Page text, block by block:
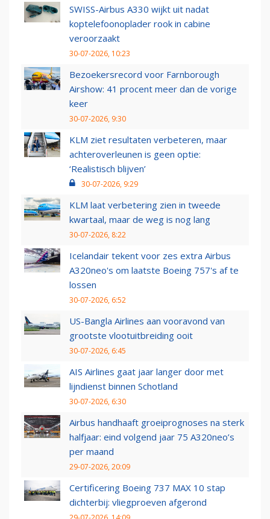
SWISS-Airbus A330 wijkt uit nadat
koptelefoonoplader rook in cabine
veroorzaakt
30-07-2026, 10:23
Bezoekersrecord voor Farnborough
Airshow: 41 procent meer dan de vorige
keer
30-07-2026, 9:30
KLM ziet resultaten verbeteren, maar
achteroverleunen is geen optie:
‘Realistisch blijven’
30-07-2026, 9:29
KLM laat verbetering zien in tweede
kwartaal, maar de weg is nog lang
30-07-2026, 8:22
Icelandair tekent voor zes extra Airbus
A320neo's om laatste Boeing 757's af te
lossen
30-07-2026, 6:52
US-Bangla Airlines aan vooravond van
grootste vlootuitbreiding ooit
30-07-2026, 6:45
AIS Airlines gaat jaar langer door met
lijndienst binnen Schotland
30-07-2026, 6:30
Airbus handhaaft groeiprognoses na sterk
halfjaar: eind volgend jaar 75 A320neo’s
per maand
29-07-2026, 20:09
Certificering Boeing 737 MAX 10 stap
dichterbij: vliegproeven afgerond